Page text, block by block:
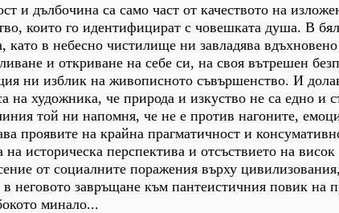
и дълбочина са само част от качеството на
които го идентифицират с човешката душа. В
като в небесно чистилище ни завладява
и откриване на себе си, на своя вътрешен
ни изблик на живописното съвършенство. И
на художника, че природа и изкуство не са едно и
той ни напомня, че не е против нагоните,
проявите на крайна прагматичност и
на историческа перспектива и отсъствието на
от социалните поражения върху
неговото завръщане към пантеистичния повик на
минало...